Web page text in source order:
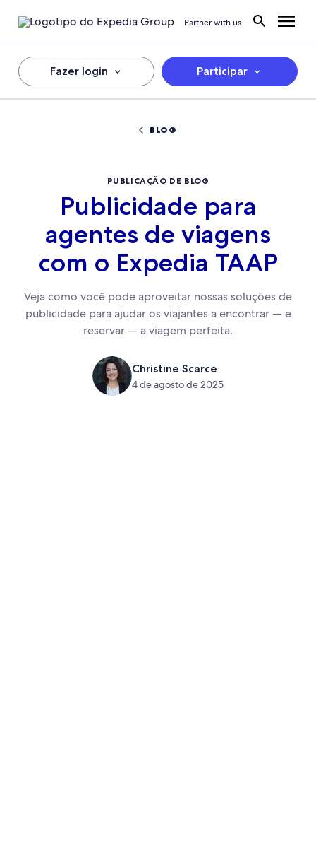
Partner with us
Fazer login Participar
BLOG
PUBLICAÇÃO DE BLOG
Publicidade para
agentes de viagens
com o Expedia TAAP
Veja como você pode aproveitar nossas soluções de
publicidade para ajudar os viajantes a encontrar — e
reservar — a viagem perfeita.
Christine Scarce
4 de agosto de 2025